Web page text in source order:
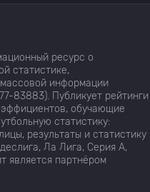
ресурс о
статистике,
информации
83883). Публикует рейтинги
обучающие
статистику:
результаты и статистику
Ла Лига, Серия А,
является партнёром